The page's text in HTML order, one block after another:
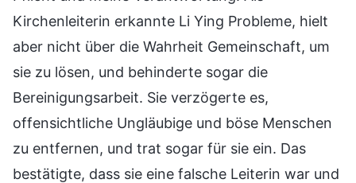
Kirchenleiterin erkannte Li Ying Probleme, hielt
aber nicht über die Wahrheit Gemeinschaft, um
sie zu lösen, und behinderte sogar die
Bereinigungsarbeit. Sie verzögerte es,
offensichtliche Ungläubige und böse Menschen
zu entfernen, und trat sogar für sie ein. Das
bestätigte, dass sie eine falsche Leiterin war und